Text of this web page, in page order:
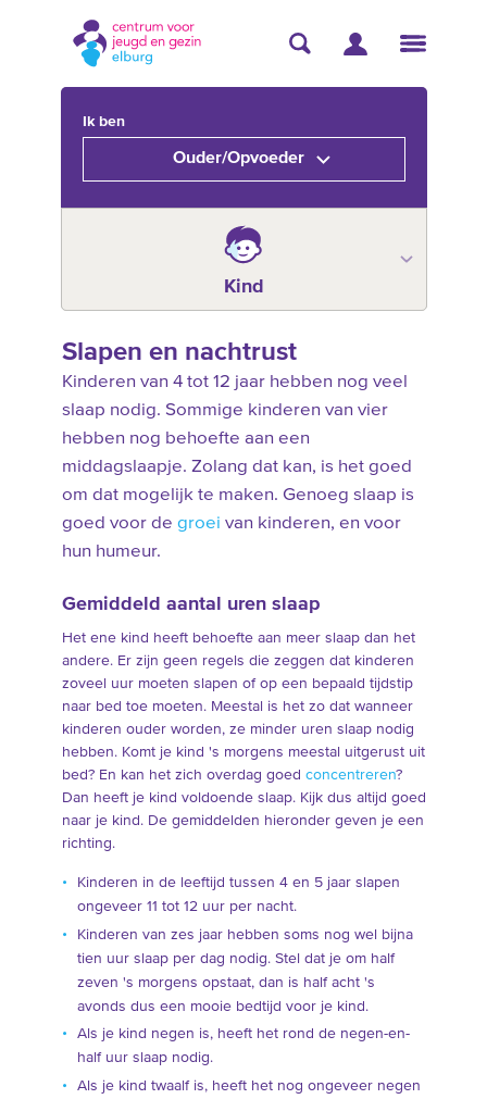
Ik ben
Ouder/Opvoeder
Kind
Slapen en nachtrust
Kinderen van 4 tot 12 jaar hebben nog veel
slaap nodig. Sommige kinderen van vier
hebben nog behoefte aan een
middagslaapje. Zolang dat kan, is het goed
om dat mogelijk te maken. Genoeg slaap is
goed voor de groei van kinderen, en voor
hun humeur.
Gemiddeld aantal uren slaap
Het ene kind heeft behoefte aan meer slaap dan het
andere. Er zijn geen regels die zeggen dat kinderen
zoveel uur moeten slapen of op een bepaald tijdstip
naar bed toe moeten. Meestal is het zo dat wanneer
kinderen ouder worden, ze minder uren slaap nodig
hebben. Komt je kind 's morgens meestal uitgerust uit
bed? En kan het zich overdag goed concentreren?
Dan heeft je kind voldoende slaap. Kijk dus altijd goed
naar je kind. De gemiddelden hieronder geven je een
richting.
Kinderen in de leeftijd tussen 4 en 5 jaar slapen
ongeveer 11 tot 12 uur per nacht.
Kinderen van zes jaar hebben soms nog wel bijna
tien uur slaap per dag nodig. Stel dat je om half
zeven 's morgens opstaat, dan is half acht 's
avonds dus een mooie bedtijd voor je kind.
Als je kind negen is, heeft het rond de negen-en-
half uur slaap nodig.
Als je kind twaalf is, heeft het nog ongeveer negen